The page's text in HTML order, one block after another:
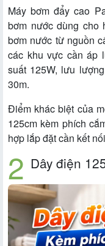
Máy bơm đẩy cao
bơm nước dùng cho
bơm nước từ nguồn
các khu vực cần áp
suất 125W, lưu
30m.
Điểm khác biệt của
125cm kèm phích
hợp lắp đặt cần kết
Dây điện